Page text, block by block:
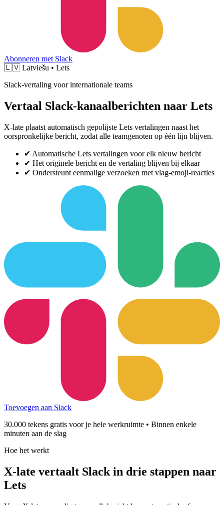
Abonneren met Slack
🇱🇻 Latviešu • Lets
Slack-vertaling voor internationale teams
Vertaal Slack-kanaalberichten naar Lets
X-late plaatst automatisch gepolijste Lets vertalingen naast het
oorspronkelijke bericht, zodat alle teamgenoten op één lijn blijven.
✔ Automatische Lets vertalingen voor elk nieuw bericht
✔ Het originele bericht en de vertaling blijven bij elkaar
✔ Ondersteunt eenmalige verzoeken met vlag-emoji-reacties
Toevoegen aan Slack
30.000 tekens gratis voor je hele werkruimte • Binnen enkele
minuten aan de slag
Hoe het werkt
X-late vertaalt Slack in drie stappen naar
Lets